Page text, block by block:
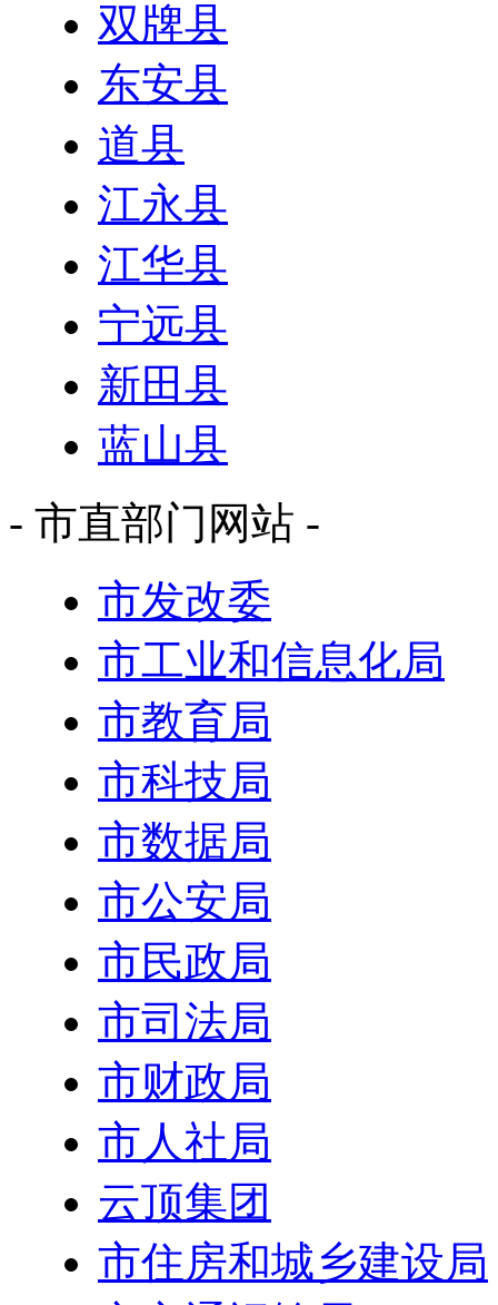
双牌县
东安县
道县
江永县
江华县
宁远县
新田县
蓝山县
- 市直部门网站 -
市发改委
市工业和信息化局
市教育局
市科技局
市数据局
市公安局
市民政局
市司法局
市财政局
市人社局
云顶集团
市住房和城乡建设局